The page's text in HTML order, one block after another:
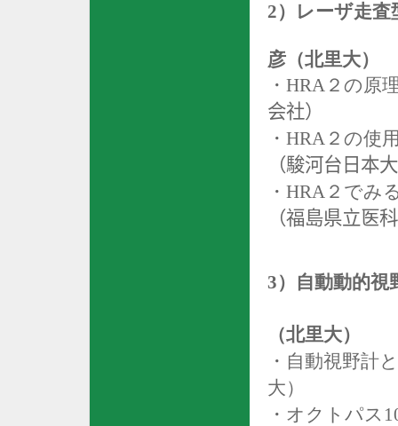
2）レーザ走査
彦（北里大）
・HRA２の原
会社）
・ HRA ２ の使
（駿河台日本
・ HRA ２でみ
（福島県立医
3）自動動的
（北里大）
・自動視野計
大）
・オクトパス